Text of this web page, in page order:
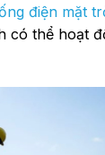
điện mặt
có thể hoạt